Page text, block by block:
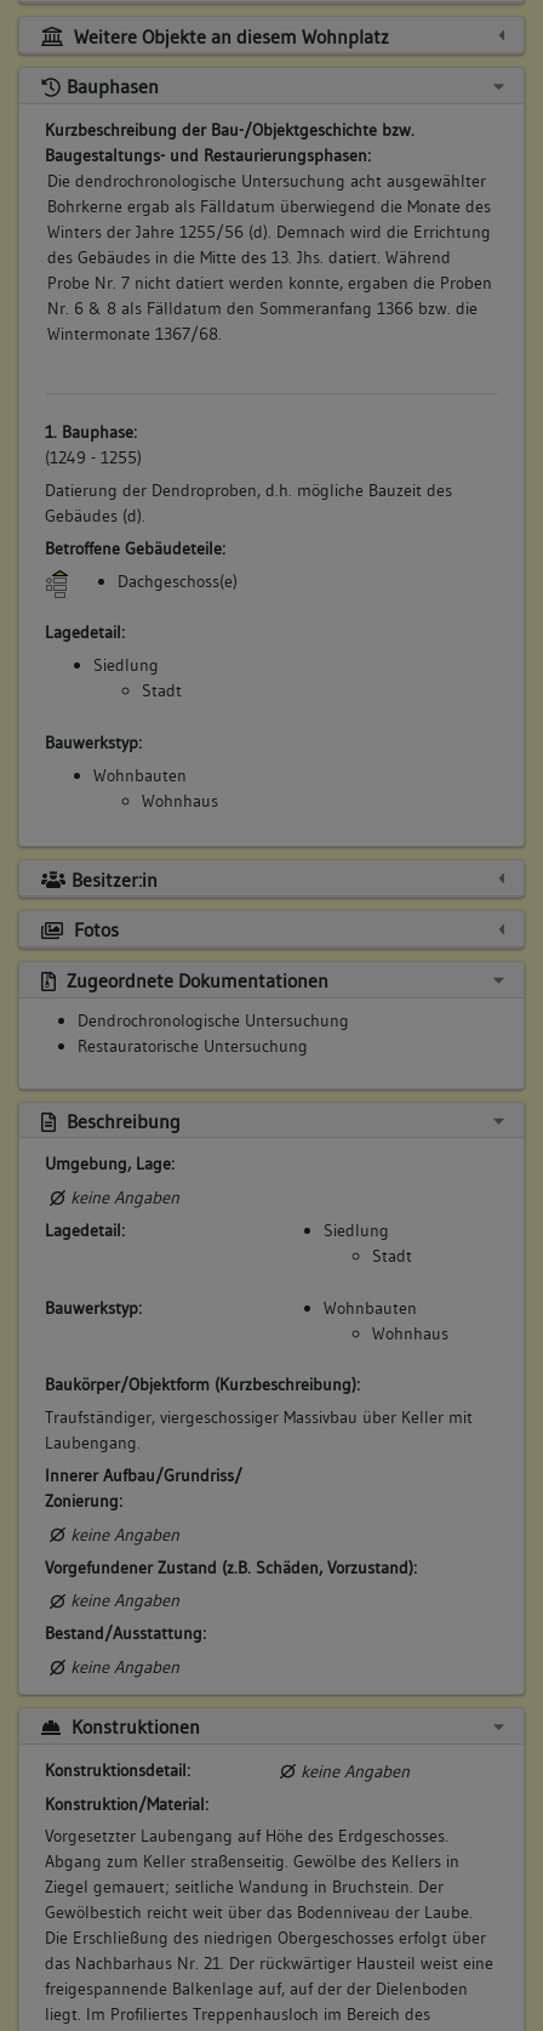
Weitere Objekte an diesem Wohnplatz
Bauphasen
Kurzbeschreibung der Bau-/Objektgeschichte bzw.
Baugestaltungs- und Restaurierungsphasen:
Die dendrochronologische Untersuchung acht ausgewählter
Bohrkerne ergab als Fälldatum überwiegend die Monate des
Winters der Jahre 1255/56 (d). Demnach wird die Errichtung
des Gebäudes in die Mitte des 13. Jhs. datiert. Während
Probe Nr. 7 nicht datiert werden konnte, ergaben die Proben
Nr. 6 & 8 als Fälldatum den Sommeranfang 1366 bzw. die
Wintermonate 1367/68.
1. Bauphase:
(1249 - 1255)
Datierung der Dendroproben, d.h. mögliche Bauzeit des
Gebäudes (d).
Betroffene Gebäudeteile:
Dachgeschoss(e)
Lagedetail:
Siedlung
Stadt
Bauwerkstyp:
Wohnbauten
Wohnhaus
Besitzer:in
Fotos
Zugeordnete Dokumentationen
Dendrochronologische Untersuchung
Restauratorische Untersuchung
Beschreibung
Umgebung, Lage:
keine Angaben
Lagedetail:
Siedlung
Stadt
Bauwerkstyp:
Wohnbauten
Wohnhaus
Baukörper/Objektform (Kurzbeschreibung):
Traufständiger, viergeschossiger Massivbau über Keller mit
Laubengang.
Innerer Aufbau/Grundriss/
Zonierung:
keine Angaben
Vorgefundener Zustand (z.B. Schäden, Vorzustand):
keine Angaben
Bestand/Ausstattung:
keine Angaben
Konstruktionen
Konstruktionsdetail:
keine Angaben
Konstruktion/Material:
Vorgesetzter Laubengang auf Höhe des Erdgeschosses.
Abgang zum Keller straßenseitig. Gewölbe des Kellers in
Ziegel gemauert; seitliche Wandung in Bruchstein. Der
Gewölbestich reicht weit über das Bodenniveau der Laube.
Die Erschließung des niedrigen Obergeschosses erfolgt über
das Nachbarhaus Nr. 21. Der rückwärtiger Hausteil weist eine
freigespannende Balkenlage auf, auf der der Dielenboden
liegt. Im Profiliertes Treppenhausloch im Bereich des